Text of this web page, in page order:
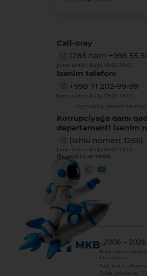
Call-oray
1285 hám +998 55
Jumıs tártibi: Dú-Ju 08:00-20:00
Isenim telefonı
+998 71 202-99-99
Jumıs tártibi: Dú-Ju 09:00-18:00
Aymaqlıq isenim
Korrupciyaǵa qarsı
departamenti isenim
(Ishki nomeri: 1265)
Jumıs tártibi: Dú-Ju 09:00-18:00
Biz sociallıq tarmaqta:
_2006 –
Bank
litsenziyası.
Sayt
Sońǵı jańalanıw: